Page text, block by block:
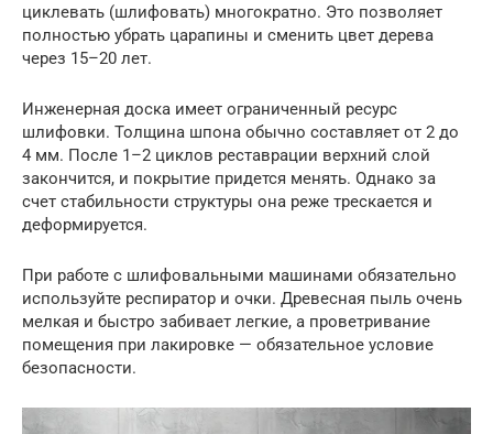
циклевать (шлифовать) многократно. Это позволяет
полностью убрать царапины и сменить цвет дерева
через 15–20 лет.
Инженерная доска имеет ограниченный ресурс
шлифовки. Толщина шпона обычно составляет от 2 до
4 мм. После 1–2 циклов реставрации верхний слой
закончится, и покрытие придется менять. Однако за
счет стабильности структуры она реже трескается и
деформируется.
При работе с шлифовальными машинами обязательно
используйте респиратор и очки. Древесная пыль очень
мелкая и быстро забивает легкие, а проветривание
помещения при лакировке — обязательное условие
безопасности.